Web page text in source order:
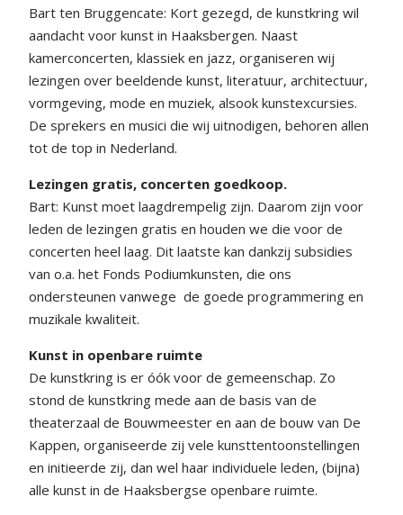
Bart ten Bruggencate: Kort gezegd, de kunstkring wil
aandacht voor kunst in Haaksbergen. Naast
kamerconcerten, klassiek en jazz, organiseren wij
lezingen over beeldende kunst, literatuur, architectuur,
vormgeving, mode en muziek, alsook kunstexcursies.
De sprekers en musici die wij uitnodigen, behoren allen
tot de top in Nederland.
Lezingen gratis, concerten goedkoop.
Bart: Kunst moet laagdrempelig zijn. Daarom zijn voor
leden de lezingen gratis en houden we die voor de
concerten heel laag. Dit laatste kan dankzij subsidies
van o.a. het Fonds Podiumkunsten, die ons
ondersteunen vanwege de goede programmering en
muzikale kwaliteit.
Kunst in openbare ruimte
De kunstkring is er óók voor de gemeenschap. Zo
stond de kunstkring mede aan de basis van de
theaterzaal de Bouwmeester en aan de bouw van De
Kappen, organiseerde zij vele kunsttentoonstellingen
en initieerde zij, dan wel haar individuele leden, (bijna)
alle kunst in de Haaksbergse openbare ruimte.